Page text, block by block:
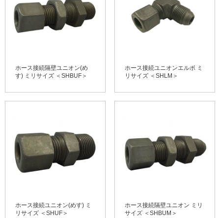
ホース接続ユニオンエルボ ミ
リサイズ ＜SHLM＞
ホース接続隔壁ユニオン(め
す) ミリサイズ ＜SHBUF＞
ホース接続隔壁ユニオン ミリ
サイズ ＜SHBUM＞
ホース接続ユニオン(めす) ミ
リサイズ ＜SHUF＞